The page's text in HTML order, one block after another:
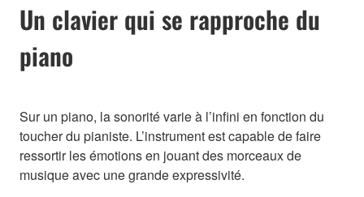
Un clavier qui se rapproche du
piano
Sur un piano, la sonorité varie à l’infini en fonction du
toucher du pianiste. L’instrument est capable de faire
ressortir les émotions en jouant des morceaux de
musique avec une grande expressivité.